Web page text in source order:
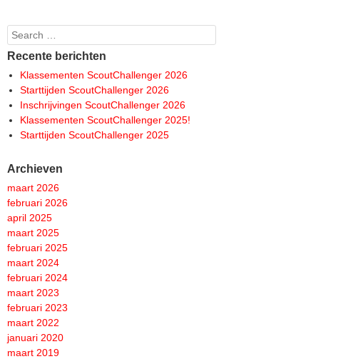
Search
Recente berichten
Klassementen ScoutChallenger 2026
Starttijden ScoutChallenger 2026
Inschrijvingen ScoutChallenger 2026
Klassementen ScoutChallenger 2025!
Starttijden ScoutChallenger 2025
Archieven
maart 2026
februari 2026
april 2025
maart 2025
februari 2025
maart 2024
februari 2024
maart 2023
februari 2023
maart 2022
januari 2020
maart 2019